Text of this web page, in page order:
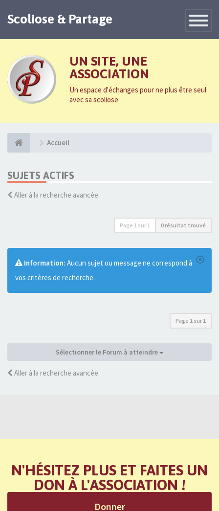
Toggle
Scoliose & Partage
UN SITE, UNE
ASSOCIATION
Un espace d'échanges pour ne plus être seul
avec sa scoliose
Accueil
SUJETS ACTIFS
Aller à la recherche avancée
Page 1 sur 1 0 résultat trouvé
Information: Aucun sujet ou message ne correspond à
vos critères de recherche.
Page 1 sur1
Sélectionner le Forum à atteindre
Aller à la recherche avancée
N'HÉSITEZ PLUS ET FAITES UN
DON À L'ASSOCIATION !
Donner